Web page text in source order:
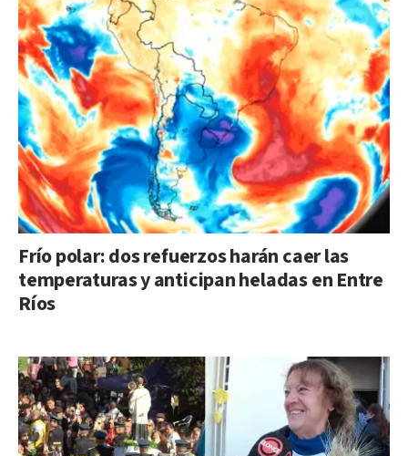
Frío polar: dos refuerzos harán caer las
temperaturas y anticipan heladas en Entre
Ríos